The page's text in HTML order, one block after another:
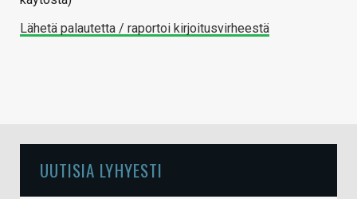
Lähetä palautetta / raportoi kirjoitusvirheestä
UUTISIA LYHYESTI